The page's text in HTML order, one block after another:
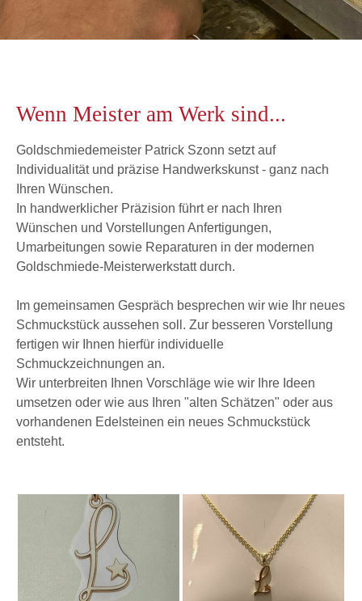
Wenn Meister am Werk sind...
Goldschmiedemeister Patrick Szonn setzt auf
Individualität und präzise Handwerkskunst - ganz nach
Ihren Wünschen.
In handwerklicher Präzision führt er nach Ihren
Wünschen und Vorstellungen Anfertigungen,
Umarbeitungen sowie Reparaturen in der modernen
Goldschmiede-Meisterwerkstatt durch.
Im gemeinsamen Gespräch besprechen wir wie Ihr neues
Schmuckstück aussehen soll. Zur besseren Vorstellung
fertigen wir Ihnen hierfür individuelle
Schmuckzeichnungen an.
Wir unterbreiten Ihnen Vorschläge wie wir Ihre Ideen
umsetzen oder wie aus Ihren "alten Schätzen" oder aus
vorhandenen Edelsteinen ein neues Schmuckstück
entsteht.